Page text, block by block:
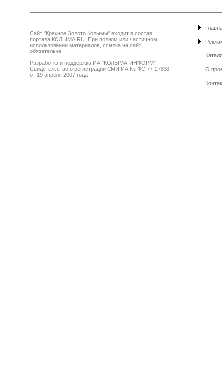
Сайт "Красное Золото Колымы" входит в состав
портала КОЛЫМА.RU. При полном или частичном
использовании материалов, ссылка на сайт
обязательна.
Разработка и поддержка ИА "КОЛЫМА-ИНФОРМ"
Свидетельство о регистрации СМИ ИА № ФС 77-27833
от 19 апреля 2007 года
О